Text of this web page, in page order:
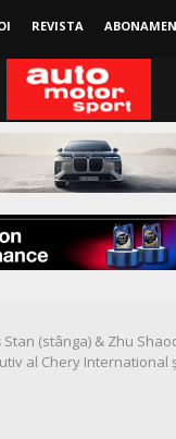
REVISTA
Stan (stânga) & Zhu
al Chery International